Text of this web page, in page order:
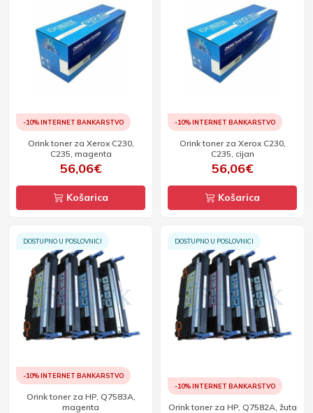
-10% INTERNET BANKARSTVO
Orink toner za Xerox C230,
C235, magenta
56,06€
Košarica
-10% INTERNET BANKARSTVO
Orink toner za Xerox C230,
C235, cijan
56,06€
Košarica
DOSTUPNO U POSLOVNICI
-10% INTERNET BANKARSTVO
Orink toner za HP, Q7583A,
magenta
DOSTUPNO U POSLOVNICI
-10% INTERNET BANKARSTVO
Orink toner za HP, Q7582A, žuta